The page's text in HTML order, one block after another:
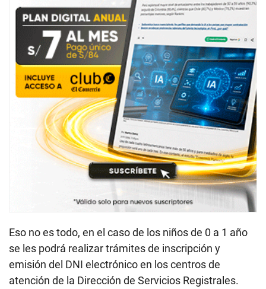
Eso no es todo, en el caso de los niños de 0 a 1 año
se les podrá realizar trámites de inscripción y
emisión del DNI electrónico en los centros de
atención de la Dirección de Servicios Registrales.